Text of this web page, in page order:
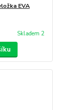
EVA
Skladem 2